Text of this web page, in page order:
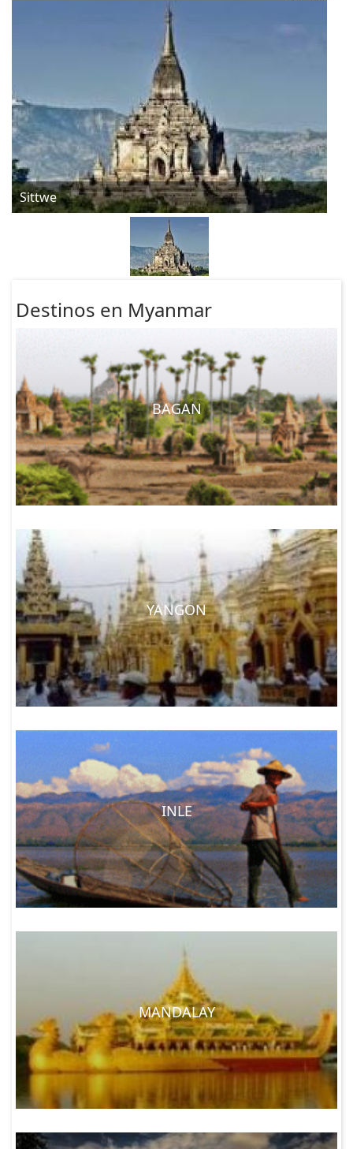
Sittwe
Destinos en Myanmar
BAGAN
YANGON
INLE
MANDALAY